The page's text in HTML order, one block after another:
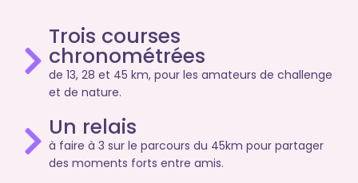
Trois courses
chronométrées
de 13, 28 et 45 km, pour les amateurs de challenge
et de nature.
Un relais
à faire à 3 sur le parcours du 45km pour partager
des moments forts entre amis.